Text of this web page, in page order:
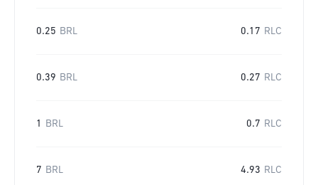
0.25 BRL 0.17 RLC
0.39 BRL 0.27 RLC
1 BRL 0.7 RLC
7 BRL 4.93 RLC